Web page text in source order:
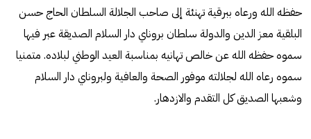
حفظه الله ورعاه ببرقية تهنئة إلى صاحب الجلالة السلطان الحاج حسن
البلقية معز الدين والدولة سلطان بروناي دار السلام الصديقة عبر فيها
سموه حفظه الله عن خالص تهانيه بمناسبة العيد الوطني لبلاده. متمنيا
سموه رعاه الله لجلالته موفور الصحة والعافية ولبروناي دار السلام
وشعبها الصديق كل التقدم والازدهار.